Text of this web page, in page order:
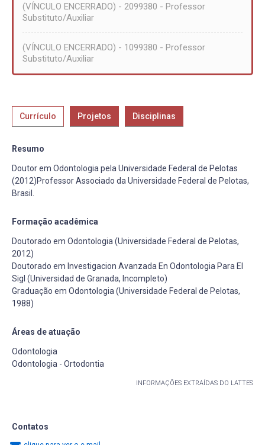
(VÍNCULO ENCERRADO) - 2099380 - Professor
Substituto/Auxiliar
(VÍNCULO ENCERRADO) - 1099380 - Professor
Substituto/Auxiliar
Currículo Projetos Disciplinas
Resumo
Doutor em Odontologia pela Universidade Federal de Pelotas
(2012)Professor Associado da Universidade Federal de Pelotas,
Brasil.
Formação acadêmica
Doutorado em Odontologia (Universidade Federal de Pelotas,
2012)
Doutorado em Investigacion Avanzada En Odontologia Para El
Sigl (Universidad de Granada, Incompleto)
Graduação em Odontologia (Universidade Federal de Pelotas,
1988)
Áreas de atuação
Odontologia
Odontologia - Ortodontia
INFORMAÇÕES EXTRAÍDAS DO LATTES
Contatos